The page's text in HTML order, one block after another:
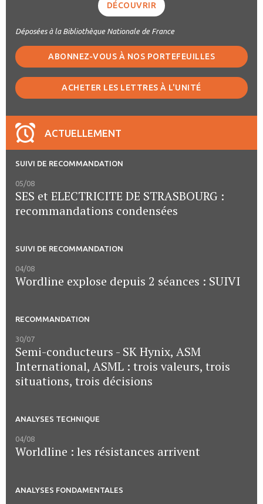
DÉCOUVRIR
Déposées à la Bibliothèque Nationale de France
ABONNEZ-VOUS À NOS PORTEFEUILLES
ACHETER LES LETTRES À L'UNITÉ
ACTUELLEMENT
SUIVI DE RECOMMANDATION
05/08
SES et ELECTRICITE DE STRASBOURG :
recommandations condensées
SUIVI DE RECOMMANDATION
04/08
Wordline explose depuis 2 séances : SUIVI
RECOMMANDATION
30/07
Semi-conducteurs - SK Hynix, ASM
International, ASML : trois valeurs, trois
situations, trois décisions
ANALYSES TECHNIQUE
04/08
Worldline : les résistances arrivent
ANALYSES FONDAMENTALES